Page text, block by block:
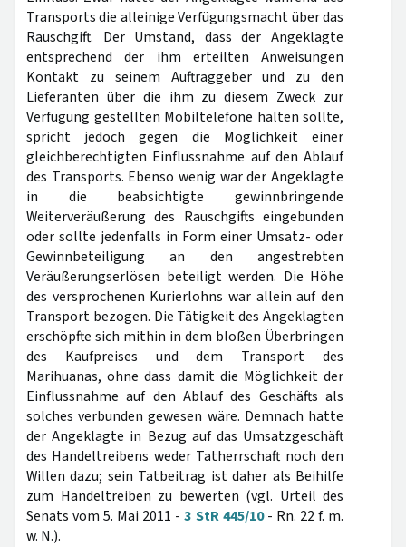
Transports die alleinige Verfügungsmacht über das
Rauschgift. Der Umstand, dass der Angeklagte
entsprechend der ihm erteilten Anweisungen
Kontakt zu seinem Auftraggeber und zu den
Lieferanten über die ihm zu diesem Zweck zur
Verfügung gestellten Mobiltelefone halten sollte,
spricht jedoch gegen die Möglichkeit einer
gleichberechtigten Einflussnahme auf den Ablauf
des Transports. Ebenso wenig war der Angeklagte
in die beabsichtigte gewinnbringende
Weiterveräußerung des Rauschgifts eingebunden
oder sollte jedenfalls in Form einer Umsatz- oder
Gewinnbeteiligung an den angestrebten
Veräußerungserlösen beteiligt werden. Die Höhe
des versprochenen Kurierlohns war allein auf den
Transport bezogen. Die Tätigkeit des Angeklagten
erschöpfte sich mithin in dem bloßen Überbringen
des Kaufpreises und dem Transport des
Marihuanas, ohne dass damit die Möglichkeit der
Einflussnahme auf den Ablauf des Geschäfts als
solches verbunden gewesen wäre. Demnach hatte
der Angeklagte in Bezug auf das Umsatzgeschäft
des Handeltreibens weder Tatherrschaft noch den
Willen dazu; sein Tatbeitrag ist daher als Beihilfe
zum Handeltreiben zu bewerten (vgl. Urteil des
Senats vom 5. Mai 2011 -3 StR 445/10- Rn. 22 f. m.
w. N.).